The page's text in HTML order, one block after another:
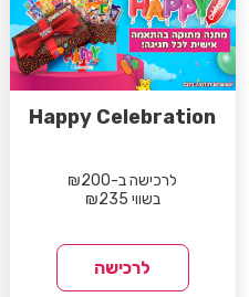
Happy Celebration
לרכישה ב-₪200
בשווי ₪235
לרכישה